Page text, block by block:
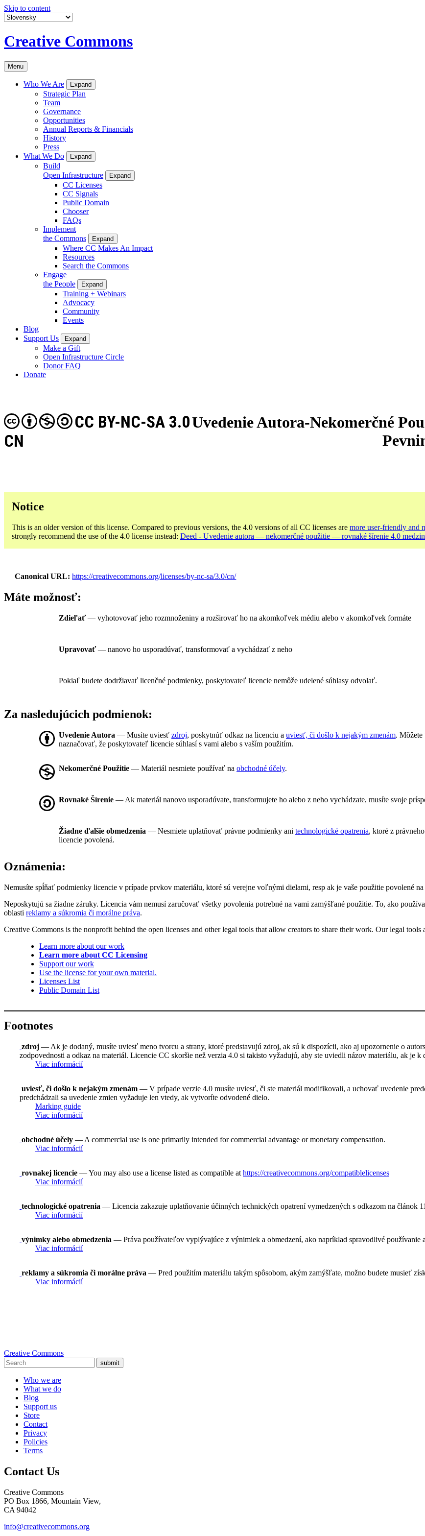
Skip to content
Creative Commons
Menu
Who We Are Expand
Strategic Plan
Team
Governance
Opportunities
Annual Reports & Financials
History
Press
What We Do
Expand
Build
Open Infrastructure
Expand
CC Licenses
CC Signals
Public Domain
Chooser
FAQs
Implement
the Commons
Expand
Where CC Makes An Impact
Resources
Search the Commons
Engage
the People
Expand
Training + Webinars
Advocacy
Community
Events
Blog
Support Us
Expand
Make a Gift
Open Infrastructure Circle
Donor FAQ
Donate
Uvedenie Autora-Nekomerčné
CC BY-NC-SA 3.0
CN
Notice
This is an older version of this license. Compared to previous versions, the 4.0 versions of all CC licenses are more user-friendly and
strongly recommend the use of the 4.0 license instead: Deed - Uvedenie autora — nekomerčné použitie — rovnaké šírenie 4.0
Canonical URL https://creativecommons.org/licenses/by-nc-sa/3.0/cn/
Máte možnosť:
Zdieľať— vyhotovovať jeho rozmnoženiny a rozširovať ho na akomkoľvek médiu alebo v akomkoľvek formáte
Upravovať— nanovo ho usporadúvať, transformovať a vychádzať z neho
Pokiaľ budete dodržiavať licenčné podmienky, poskytovateľ licencie nemôže udelené súhlasy odvolať.
Za nasledujúcich podmienok:
Uvedenie Autora — Musíte uviesť zdroj, poskytnúť odkaz na licenciu a uviesť, či došlo k nejakým zmenám.
naznačovať, že poskytovateľ licencie súhlasí s vami alebo s vaším použitím.
Nekomerčné Použitie — Materiál nesmiete používať na obchodné účely.
Rovnaké Šírenie — Ak materiál nanovo usporadúvate, transformujete ho alebo z neho vychádzate, musíte svoje
Žiadne ďalšie obmedzenia — Nesmiete uplatňovať právne podmienky ani technologické opatrenia, ktoré z
licencie povolená.
Oznámenia:
Nemusíte spĺňať podmienky licencie v prípade prvkov materiálu, ktoré sú verejne voľnými dielami, resp ak je vaše použitie povolené
Neposkytujú sa žiadne záruky. Licencia vám nemusí zaručovať všetky povolenia potrebné na vami zamýšľané použitie. To, ako
oblasti reklamy a súkromia či morálne práva.
Creative Commons is the nonprofit behind the open licenses and other legal tools that allow creators to share their work. Our legal tools
Learn more about our work
Learn more about CC Licensing
Support our work
Use the license for your own material.
Licenses List
Public Domain List
Footnotes
zdroj — Ak je dodaný, musíte uviesť meno tvorcu a strany, ktoré predstavujú zdroj, ak sú k dispozícii, ako aj upozornenie o
zodpovednosti a odkaz na materiál. Licencie CC skoršie než verzia 4.0 si takisto vyžadujú, aby ste uviedli názov materiálu, ak je
Viac informácií
uviesť, či došlo k nejakým zmenám — V prípade verzie 4.0 musíte uviesť, či ste materiál modifikovali, a uchovať uvedenie
predchádzali sa uvedenie zmien vyžaduje len vtedy, ak vytvoríte odvodené dielo.
Marking guide
Viac informácií
obchodné účely — A commercial use is one primarily intended for commercial advantage or monetary compensation.
Viac informácií
rovnakej licencie — You may also use a license listed as compatible at https://creativecommons.org/compatiblelicenses
Viac informácií
technologické opatrenia — Licencia zakazuje uplatňovanie účinných technických opatrení vymedzených s odkazom na článok
Viac informácií
výnimky alebo obmedzenia — Práva používateľov vyplývajúce z výnimiek a obmedzení, ako napríklad spravodlivé používanie
Viac informácií
reklamy a súkromia či morálne práva — Pred použitím materiálu takým spôsobom, akým zamýšľate, možno budete musieť
Viac informácií
Creative Commons
submit
Who we are
What we do
Blog
Support us
Store
Contact
Privacy
Policies
Terms
Contact Us
Creative Commons
PO Box 1866, Mountain View,
CA 94042
info@creativecommons.org